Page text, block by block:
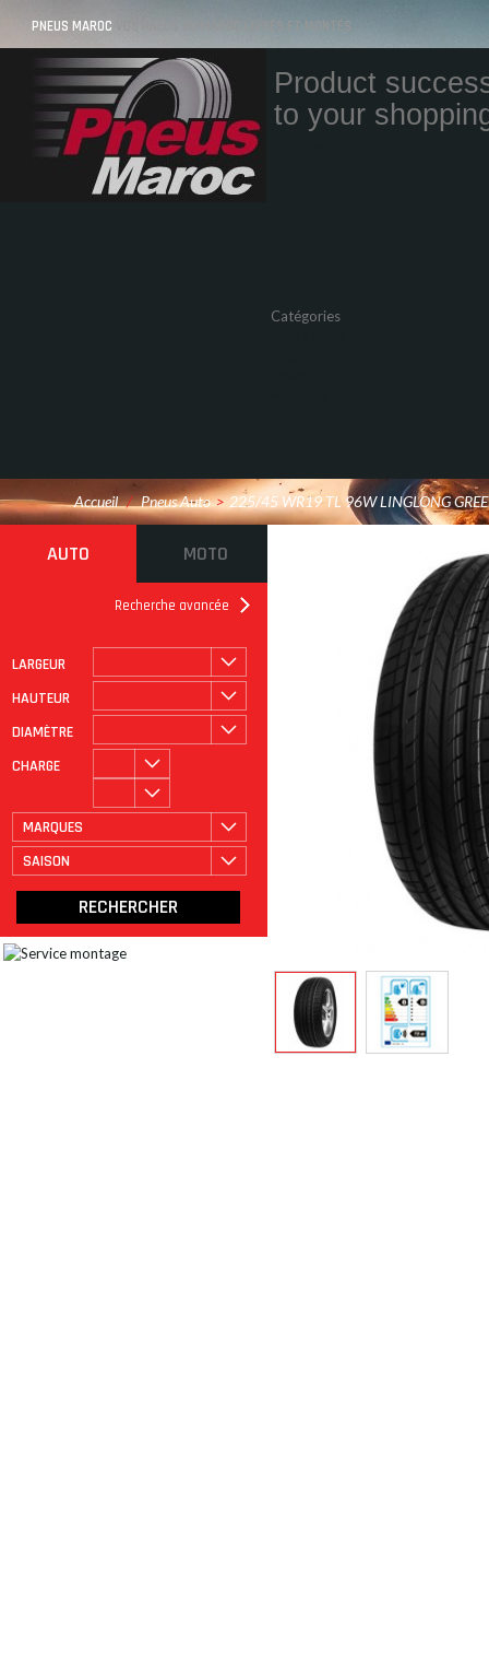
PNEUS MAROC VOS PNEUS AU MAROC LIVRÉS ET MONTÉS
Product
to your
Catégories
Accueil / Pneus Auto > 225/45 WR19 TL 96W LINGLONG
AUTO MOTO
Recherche avancée
LARGEUR
HAUTEUR
DIAMÈTRE
CHARGE
MARQUES
SAISON
ROULAGE À PLAT